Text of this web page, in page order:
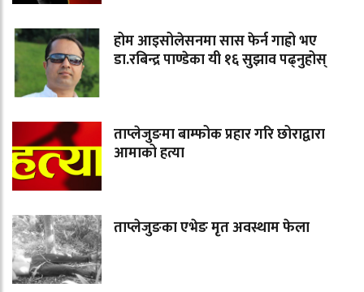
होम आइसोलेसनमा सास फेर्न गाह्रो भए
डा.रबिन्द्र पाण्डेका यी १६ सुझाव पढ्नुहोस्
ताप्लेजुङमा बाम्फोक प्रहार गरि छोराद्वारा
आमाको हत्या
ताप्लेजुङका एभेङ मृत अवस्थाम फेला